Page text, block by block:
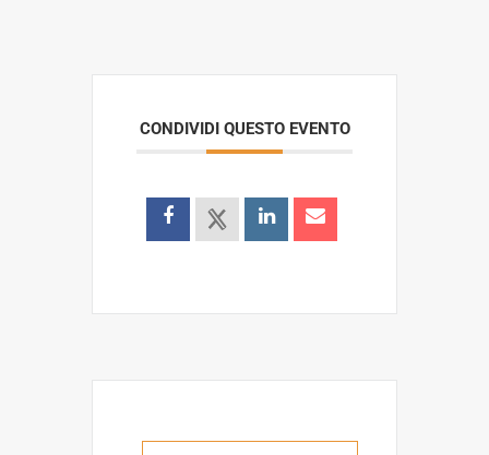
CONDIVIDI QUESTO EVENTO